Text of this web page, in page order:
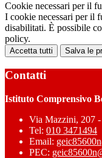
Cookie necessari per il
I cookie necessari per il
disabilitati. È possibile
policy.
Accetta tutti Salva le
Contatti
Istituto Comprensivo
Via Mazzini, 207
Tel: 010 3471494
Email:
PEC: